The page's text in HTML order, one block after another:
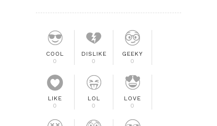
COOL
0
DISLIKE
0
GEEKY
0
LIKE
0
LOL
0
LOVE
0